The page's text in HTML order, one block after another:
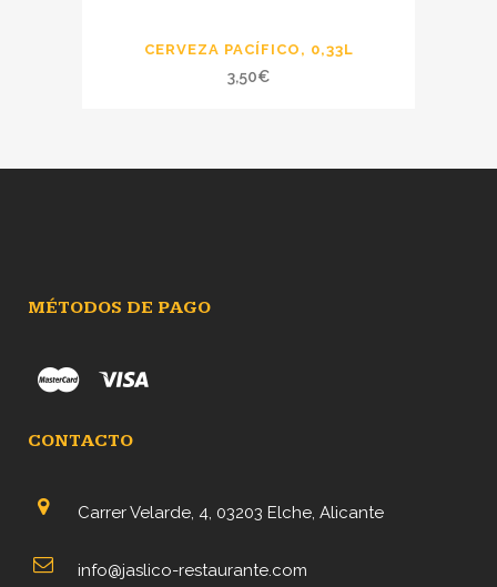
CERVEZA PACÍFICO, 0,33L
3,50€
MÉTODOS DE PAGO
CONTACTO
Carrer Velarde, 4, 03203 Elche, Alicante
info@jaslico-restaurante.com